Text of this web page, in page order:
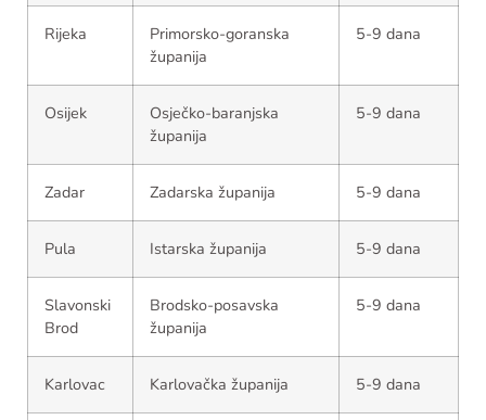
Rijeka
Primorsko-goranska
županija
5-9 dana
Osijek
Osječko-baranjska
županija
5-9 dana
Zadar Zadarska županija 5-9 dana
Pula Istarska županija 5-9 dana
Slavonski
Brod
Brodsko-posavska
županija
5-9 dana
Karlovac Karlovačka županija 5-9 dana